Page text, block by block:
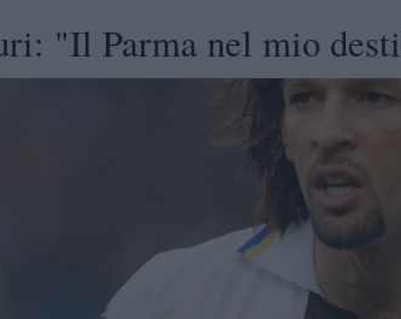
"Il Parma nel mio